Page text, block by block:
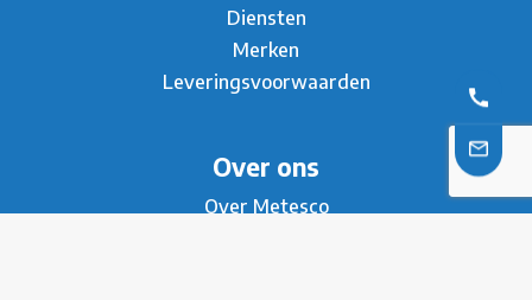
Diensten
Merken
Leveringsvoorwaarden
Over ons
Over Metesco